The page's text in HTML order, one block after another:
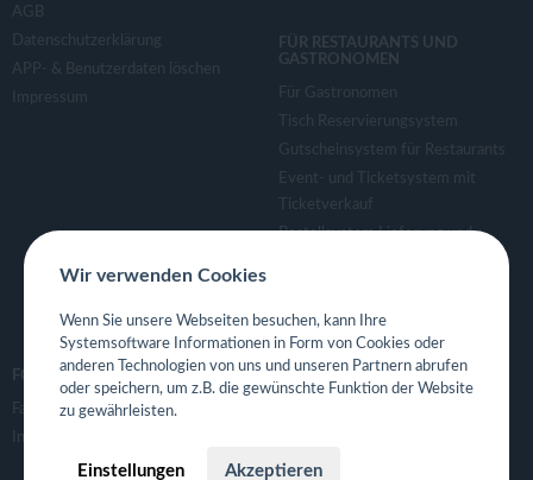
AGB
Datenschutzerklärung
APP- & Benutzerdaten löschen
Impressum
FÜR RESTAURANTS UND
GASTRONOMEN
Für Gastronomen
Tisch Reservierungsystem
Gutscheinsystem für Restaurants
Event- und Ticketsystem mit
Ticketverkauf
Bestellsystem Lieferung und
Eigene App für Restaurant
FOLGE UNS
Facebook
Instagram
Wir verwenden Cookies
Wenn Sie unsere Webseiten besuchen, kann Ihre
Systemsoftware Informationen in Form von Cookies oder
anderen Technologien von uns und unseren Partnern abrufen
oder speichern, um z.B. die gewünschte Funktion der Website
zu gewährleisten.
Einstellungen Akzeptieren